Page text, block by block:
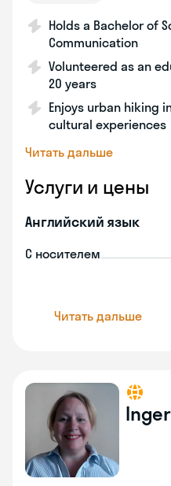
Holds a Bachelor of
Communication
Volunteered as an
20 years
Enjoys urban hiking
cultural experiences
Читать дальше
Услуги и цены
Английский язык
С носителем
Читать дальше
Inger